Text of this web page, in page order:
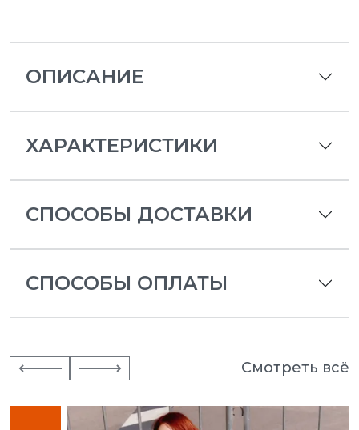
ОПИСАНИЕ
ХАРАКТЕРИСТИКИ
СПОСОБЫ ДОСТАВКИ
СПОСОБЫ ОПЛАТЫ
Смотреть всё